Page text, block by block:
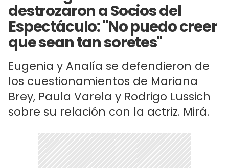
destrozaron a Socios del
Espectáculo: "No puedo creer
que sean tan soretes"
Eugenia y Analía se defendieron de
los cuestionamientos de Mariana
Brey, Paula Varela y Rodrigo Lussich
sobre su relación con la actriz. Mirá.